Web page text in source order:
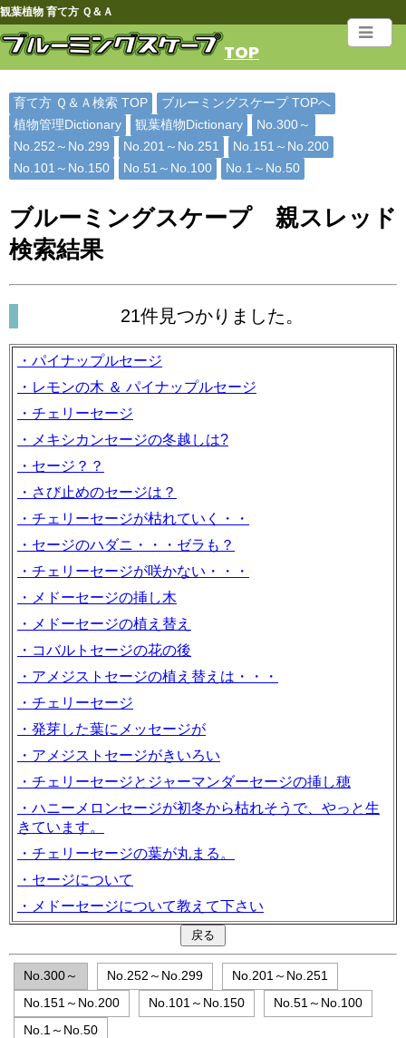
観葉植物 育て方 Ｑ＆Ａ
TOP
育て方 Ｑ＆Ａ検索 TOP
ブルーミングスケープ TOPへ
植物管理Dictionary
観葉植物Dictionary
No.300～
No.252～No.299
No.201～No.251
No.151～No.200
No.101～No.150
No.51～No.100 No.1～No.50
ブルーミングスケープ 親スレッド
検索結果
21件見つかりました。
・パイナップルセージ
・レモンの木 ＆ パイナップルセージ
・チェリーセージ
・メキシカンセージの冬越しは?
・セージ？？
・さび止めのセージは？
・チェリーセージが枯れていく・・
・セージのハダニ・・・ゼラも？
・チェリーセージが咲かない・・・
・メドーセージの挿し木
・メドーセージの植え替え
・コバルトセージの花の後
・アメジストセージの植え替えは・・・
・チェリーセージ
・発芽した葉にメッセージが
・アメジストセージがきいろい
・チェリーセージとジャーマンダーセージの挿し穂
・ハニーメロンセージが初冬から枯れそうで、やっと生
きています。
・チェリーセージの葉が丸まる。
・セージについて
・メドーセージについて教えて下さい
No.300～ No.252～No.299
No.201～No.251
No.151～No.200
No.101～No.150
No.51～No.100
No.1～No.50